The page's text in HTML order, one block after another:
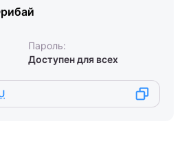
Пароль:
Доступен для всех